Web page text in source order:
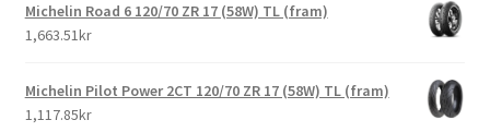
Michelin Road 6 120/70 ZR 17 (58W) TL (fram)
1,663.51kr
Michelin Pilot Power 2CT 120/70 ZR 17 (58W) TL (fram)
1,117.85kr